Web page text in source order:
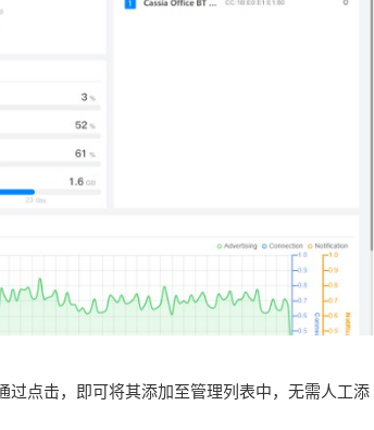
过点击，即可将其添加至管理列表中，无需人工添